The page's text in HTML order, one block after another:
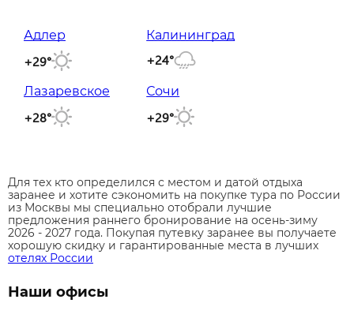
Адлер
+29°
Калининград
+24°
Лазаревское
+28°
Сочи
+29°
Для тех кто определился с местом и датой отдыха
заранее и хотите сэкономить на покупке тура по России
из Москвы мы специально отобрали лучшие
предложения раннего бронирование на осень-зиму
2026 - 2027 года. Покупая путевку заранее вы получаете
хорошую скидку и гарантированные места в лучших
отелях России
Наши офисы